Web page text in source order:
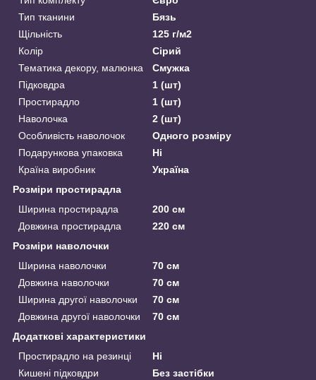
Тип тканини
Бязь
Щільність
125 г/м2
Колір
Сірий
Тематика декору, малюнка
Смужка
Підковдра
1 (шт)
Простирадло
1 (шт)
Наволочка
2 (шт)
Особливість наволочок
Одного розміру
Подарункова упаковка
Ні
Країна виробник
Україна
Розміри простирадла
Ширина простирадла
200 см
Довжина простирадла
220 см
Розміри наволочки
Ширина наволочки
70 см
Довжина наволочки
70 см
Ширина другої наволочки
70 см
Довжина другої наволочки
70 см
Додаткові характеристики
Простирадло на резинці
Ні
Кишені підковдри
Без застібки